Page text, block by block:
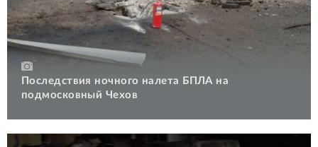
Последствия ночного налета БПЛА на
подмосковный Чехов